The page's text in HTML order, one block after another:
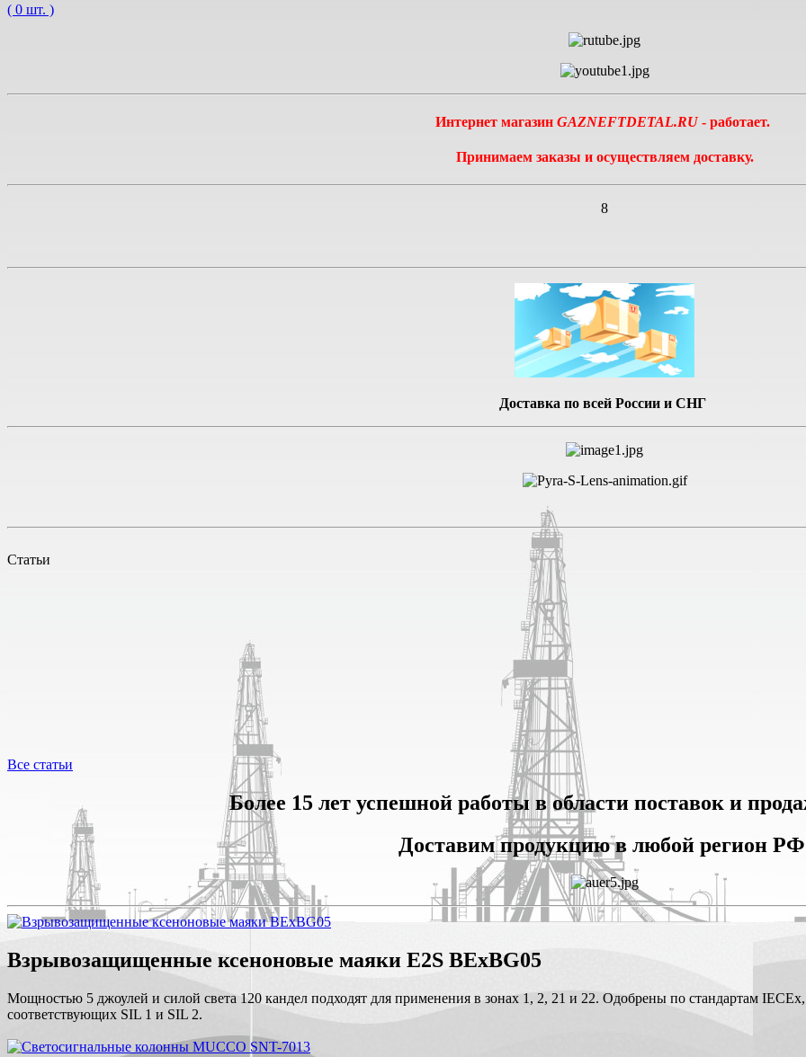
( 0 шт. )
Интернет магазин GAZNEFTDETAL.RU- работает.
Принимаем заказы и осуществляем доставку.
8
Доставка по всей России и СНГ
Статьи
Все статьи
Более 15 лет успешной работы в области поставок и
Доставим продукцию в любой регион
Взрывозащищенные ксеноновые маяки E2S BExBG05
Мощностью 5 джоулей и силой света 120 кандел подходят для применения в зонах 1, 2, 21 и 22. Одобрены по стандартам
соответствующих SIL 1 и SIL 2.